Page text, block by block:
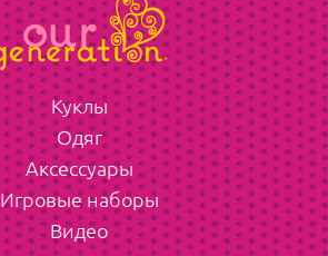
Куклы
Одяг
Аксессуары
Игровые наборы
Видео